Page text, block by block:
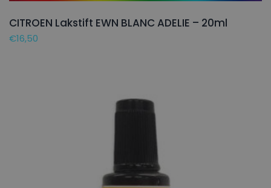
CITROEN Lakstift EWN BLANC ADELIE – 20ml
€16,50